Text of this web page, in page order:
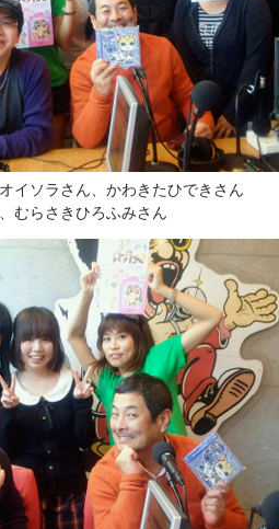
イソラさん、かわきたひできさん
むらさきひろふみさん